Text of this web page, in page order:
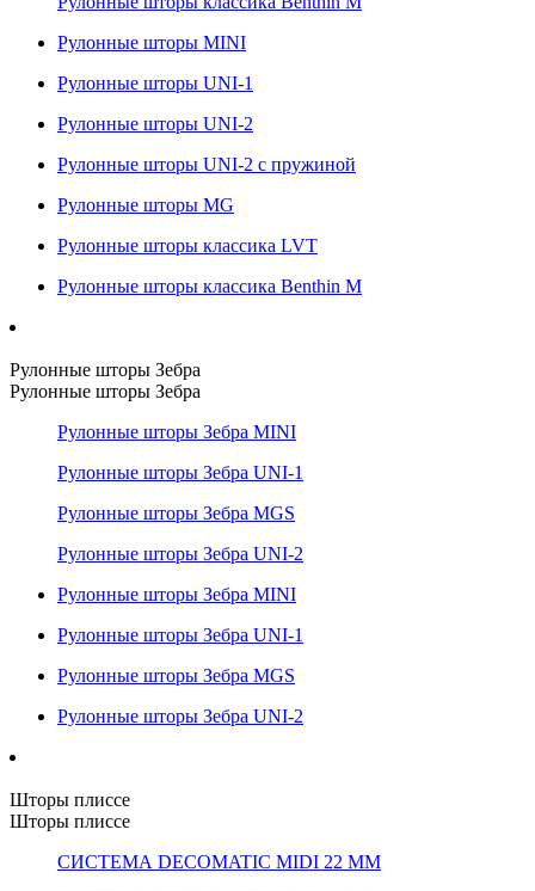
Рулонные шторы MINI
Рулонные шторы UNI-1
Рулонные шторы UNI-2
Рулонные шторы UNI-2 с пружиной
Рулонные шторы MG
Рулонные шторы классика LVT
Рулонные шторы классика Benthin M
Рулонные шторы Зебра
Рулонные шторы Зебра
Рулонные шторы Зебра MINI
Рулонные шторы Зебра UNI-1
Рулонные шторы Зебра MGS
Рулонные шторы Зебра UNI-2
Рулонные шторы Зебра MINI
Рулонные шторы Зебра UNI-1
Рулонные шторы Зебра MGS
Рулонные шторы Зебра UNI-2
Шторы плиссе
Шторы плиссе
СИСТЕМА DECOMATIC MIDI 22 ММ